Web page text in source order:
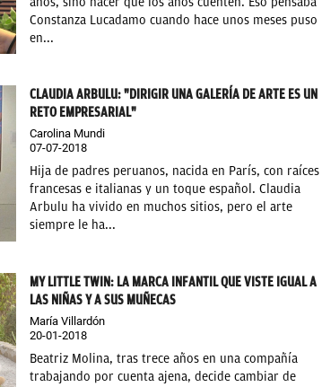
Constanza Lucadamo cuando hace unos meses puso
en...
CLAUDIA ARBULU: "DIRIGIR UNA GALERÍA DE ARTE ES UN
RETO EMPRESARIAL"
Carolina Mundi
07-07-2018
Hija de padres peruanos, nacida en París, con raíces
francesas e italianas y un toque español. Claudia
Arbulu ha vivido en muchos sitios, pero el arte
siempre le ha...
MY LITTLE TWIN: LA MARCA INFANTIL QUE VISTE IGUAL A
LAS NIÑAS Y A SUS MUÑECAS
María Villardón
20-01-2018
Beatriz Molina, tras trece años en una compañía
trabajando por cuenta ajena, decide cambiar de